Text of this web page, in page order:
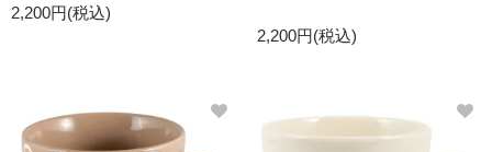
2,200円(税込)
2,200円(税込)